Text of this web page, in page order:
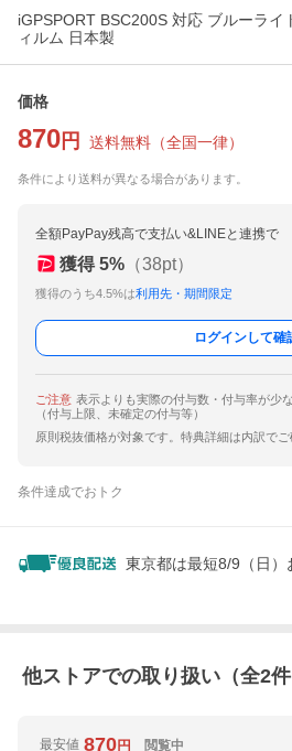
iGPSPORT BSC200S 対応 ブルーライ
ィルム 日本製
価格
870 円 送料無料 （全国一律）
条件により送料が異なる場合があります。
全額PayPay残高で支払い&LINEと連携で
獲得 5% （38pt）
獲得のうち4.5%は利用先・期間限定
ログインして確
ご注意 表示よりも実際の付与数・付与率が少
（付与上限、未確定の付与等）
原則税抜価格が対象です。特典詳細は内訳でご
条件達成でおトク
東京都は最短8/9（日）
他ストアでの取り扱い（全2件
最安値 870円 閲覧中